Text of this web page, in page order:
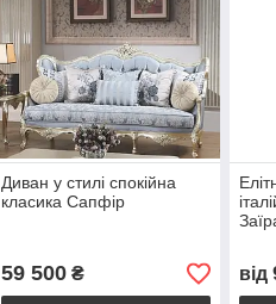
Диван у стилі спокійна
класика Сапфір
59 500₴ від